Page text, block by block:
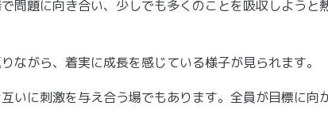
問題に向き合い、少しでも多くのことを吸収しようと
ながら、着実に成長を感じている様子が見られます。
いに刺激を与え合う場でもあります。全員が目標に向